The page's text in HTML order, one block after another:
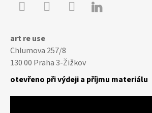

art re use
Chlumova 257/8
130 00 Praha 3-Žižkov
otevřeno při výdeji a příjmu materiálu